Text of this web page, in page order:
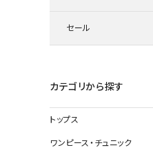
セール
カテゴリから探す
トップス
ワンピース・チュニック